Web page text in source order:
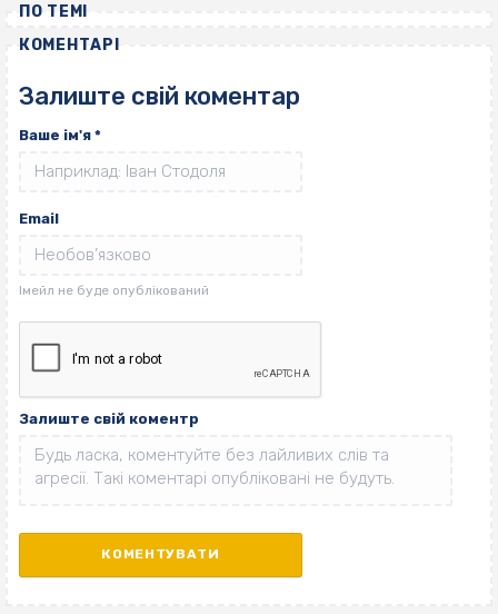
ПО ТЕМІ
КОМЕНТАРІ
Залиште свій коментар
Ваше ім'я *
Email
Залиште свій коментр